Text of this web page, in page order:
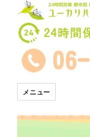
24時間託児
メニュー